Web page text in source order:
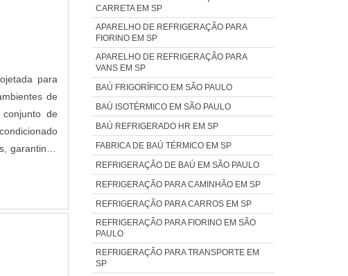
para
de
de
garantindo
CARRETA EM SP
APARELHO DE REFRIGERAÇÃO PARA
FIORINO EM SP
APARELHO DE REFRIGERAÇÃO PARA
VANS EM SP
BAÚ FRIGORÍFICO EM SÃO PAULO
BAÚ ISOTÉRMICO EM SÃO PAULO
BAÚ REFRIGERADO HR EM SP
FABRICA DE BAÚ TÉRMICO EM SP
REFRIGERAÇÃO DE BAÚ EM SÃO PAULO
REFRIGERAÇÃO PARA CAMINHÃO EM SP
REFRIGERAÇÃO PARA CARROS EM SP
REFRIGERAÇÃO PARA FIORINO EM SÃO
PAULO
REFRIGERAÇÃO PARA TRANSPORTE EM
SP